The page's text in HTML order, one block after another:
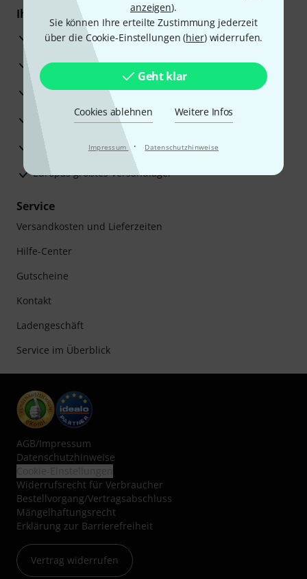
anzeigen).
Sie können Ihre erteilte Zustimmung jederzeit
über die Cookie-Einstellungen (hier) widerrufen.
Geht klar
Cookies ablehnen Weitere Infos
Impressum · Datenschutzhinweise
Ihre Vorteile
3 Jahre Thomann Garantie
30 Tage Money-Back-Garantie
Reparaturservice
Beratung durch Fachexperten
Zufriedenheitsgarantie
Europas größtes Versandlager
Service
Versandkosten und Lieferzeiten
Hilfe-Center
Gutscheine
Kontakt
Ladengeschäft
Service im Überblick
AGB/Impressum
Datenschutzhinweise
Widerrufsrecht für Verbraucher
Bestellvorgang/Vertragsabschluss
Mängelhaftungsrecht
Erklärung zur Barrierefreiheit
Vertrag widerrufen